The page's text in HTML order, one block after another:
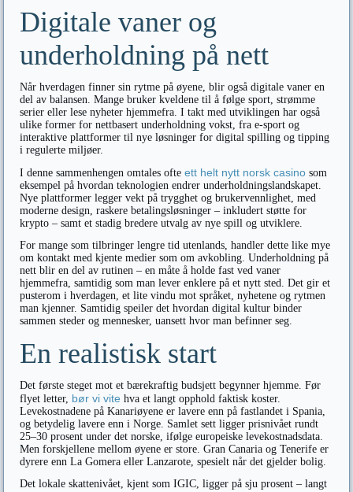
Digitale vaner og
underholdning på nett
Når hverdagen finner sin rytme på øyene, blir også digitale vaner en
del av balansen. Mange bruker kveldene til å følge sport, strømme
serier eller lese nyheter hjemmefra. I takt med utviklingen har også
ulike former for nettbasert underholdning vokst, fra e-sport og
interaktive plattformer til nye løsninger for digital spilling og tipping
i regulerte miljøer.
I denne sammenhengen omtales ofteett helt nytt norsk casino som
eksempel på hvordan teknologien endrer underholdningslandskapet.
Nye plattformer legger vekt på trygghet og brukervennlighet, med
moderne design, raskere betalingsløsninger – inkludert støtte for
krypto – samt et stadig bredere utvalg av nye spill og utviklere.
For mange som tilbringer lengre tid utenlands, handler dette like mye
om kontakt med kjente medier som om avkobling. Underholdning på
nett blir en del av rutinen – en måte å holde fast ved vaner
hjemmefra, samtidig som man lever enklere på et nytt sted. Det gir et
pusterom i hverdagen, et lite vindu mot språket, nyhetene og rytmen
man kjenner. Samtidig speiler det hvordan digital kultur binder
sammen steder og mennesker, uansett hvor man befinner seg.
En realistisk start
Det første steget mot et bærekraftig budsjett begynner hjemme. Før
flyet letter, bør vi vite hva et langt opphold faktisk koster.
Levekostnadene på Kanariøyene er lavere enn på fastlandet i Spania,
og betydelig lavere enn i Norge. Samlet sett ligger prisnivået rundt
25–30 prosent under det norske, ifølge europeiske levekostnadsdata.
Men forskjellene mellom øyene er store. Gran Canaria og Tenerife er
dyrere enn La Gomera eller Lanzarote, spesielt når det gjelder bolig.
Det lokale skattenivået, kjent som IGIC, ligger på sju prosent – langt